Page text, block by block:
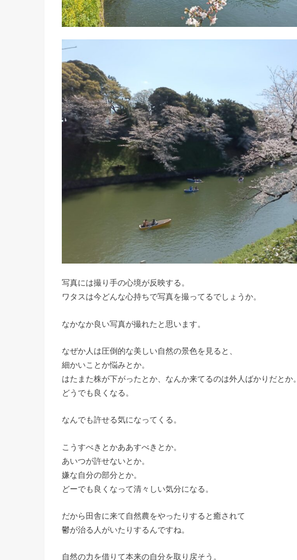
写真には撮り手の心境が反映する。
ワタスは今どんな心持ちで写真を撮ってるでしょうか。
なかなか良い写真が撮れたと思います。
なぜか人は圧倒的な美しい自然の景色を見ると、
細かいことか悩みとか。
はたまた株が下がったとか、なんか来てるのは外人ばかりだとか。
どうでも良くなる。
なんでも許せる気になってくる。
こうすべきとかああすべきとか。
あいつが許せないとか。
嫌な自分の部分とか。
どーでも良くなって清々しい気分になる。
だから田舎に来て自然農をやったりすると癒されて
鬱が治る人がいたりするんですね。
自然の力を借りて本来の自分を取り戻そう。